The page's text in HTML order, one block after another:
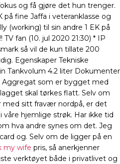
og få gjøre det hun trenger.
på fine Jaffa i veteranklasse og
(working) til sin andre 1 EK på
fan (10. jul 2020 21:30) * IP
så vil de kun tillate 200
Egenskaper Tekniske
Tankvolum 4.2 liter Dokumenter
Aggregat som er bygget med
skal tørkes flatt. Selv om
sitt fravær nordpå, er det
hjemlige strøk. Har ikke tid
hva andre synes om det. Jeg
og. Selv om de ligger på en
my wife pris, så anerkjenner
verktøyet både i privatlivet og